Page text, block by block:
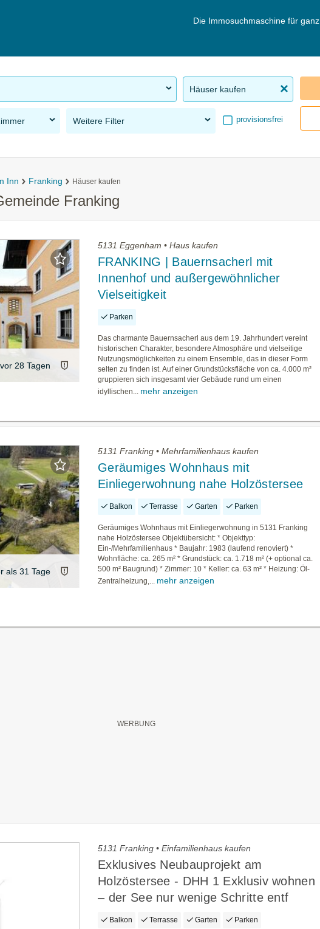
Die Immosuchmaschine für ganz
Häuser kaufen
Weitere Filter provisionsfrei
Inn Franking Häuser kaufen
Franking
vor 28 Tagen
5131 Eggenham • Haus kaufen
FRANKING | Bauernsacherl mit
Innenhof und außergewöhnlicher
Vielseitigkeit
Parken
Das charmante Bauernsacherl aus dem 19. Jahrhundert vereint
historischen Charakter, besondere Atmosphäre und vielseitige
Nutzungsmöglichkeiten zu einem Ensemble, das in dieser Form
selten zu finden ist. Auf einer Grundstücksfläche von ca. 4.000 m²
gruppieren sich insgesamt vier Gebäude rund um einen
idyllischen... mehr anzeigen
als 31 Tage
5131 Franking • Mehrfamilienhaus kaufen
Geräumiges Wohnhaus mit
Einliegerwohnung nahe Holzöstersee
Balkon Terrasse Garten Parken
Geräumiges Wohnhaus mit Einliegerwohnung in 5131 Franking
nahe Holzöstersee Objektübersicht: * Objekttyp:
Ein-/Mehrfamilienhaus * Baujahr: 1983 (laufend renoviert) *
Wohnfläche: ca. 265 m² * Grundstück: ca. 1.718 m² (+ optional ca.
500 m² Baugrund) * Zimmer: 10 * Keller: ca. 63 m² * Heizung: Öl-
Zentralheizung,... mehr anzeigen
5131 Franking • Einfamilienhaus kaufen
Exklusives Neubauprojekt am
Holzöstersee - DHH 1 Exklusiv wohnen
– der See nur wenige Schritte entf
Balkon Terrasse Garten Parken